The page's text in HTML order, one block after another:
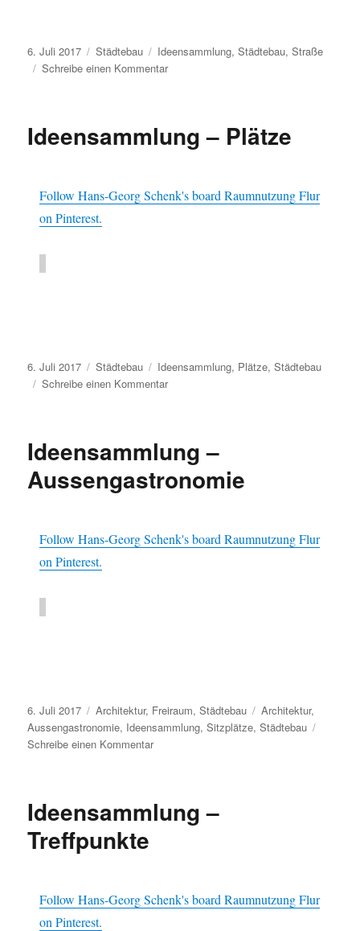
Veröffentlicht
am
6. Juli 2017 Kategorien
Städtebau Schlagwörter
Ideensammlung,Städtebau,Straße
Schreibe einen Kommentarzu
Ideensammlung – Plätze
Follow Hans-Georg Schenk's board Raumnutzung Flur
on Pinterest.
Veröffentlicht
am
6. Juli 2017 Kategorien
Städtebau Schlagwörter
Ideensammlung, Plätze,Städtebau
Schreibe einen Kommentarzu
Ideensammlung –
Aussengastronomie
Follow Hans-Georg Schenk's board Raumnutzung Flur
on Pinterest.
Veröffentlicht
am
6. Juli 2017 Kategorien
Architektur, Freiraum,Städtebau Schlagwörter
Architektur,
Aussengastronomie, Ideensammlung,Sitzplätze,Städtebau
Schreibe einen Kommentarzu
Ideensammlung –
Treffpunkte
Follow Hans-Georg Schenk's board Raumnutzung Flur
on Pinterest.